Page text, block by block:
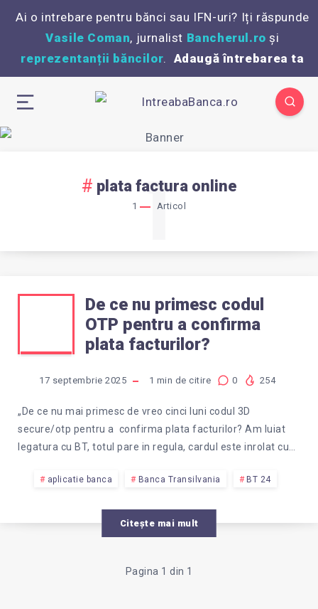
Ai o intrebare pentru bănci sau IFN-uri? Iți răspunde
Vasile Coman, jurnalist Bancherul.ro și
reprezentanții băncilor. Adaugă întrebarea ta
plata factura online
1 Articol
1
CE
NU
PRIMESC
CODUL
OTP
PENTRU
De ce nu primesc codul
OTP pentru a confirma
plata facturilor?
17 septembrie 2025 1 min de citire 0 254
„De ce nu mai primesc de vreo cinci luni codul 3D
secure/otp pentru a confirma plata facturilor? Am luiat
legatura cu BT, totul pare in regula, cardul este inrolat cu…
aplicatie banca Banca Transilvania BT 24
Citește mai mult
Pagina 1 din 1